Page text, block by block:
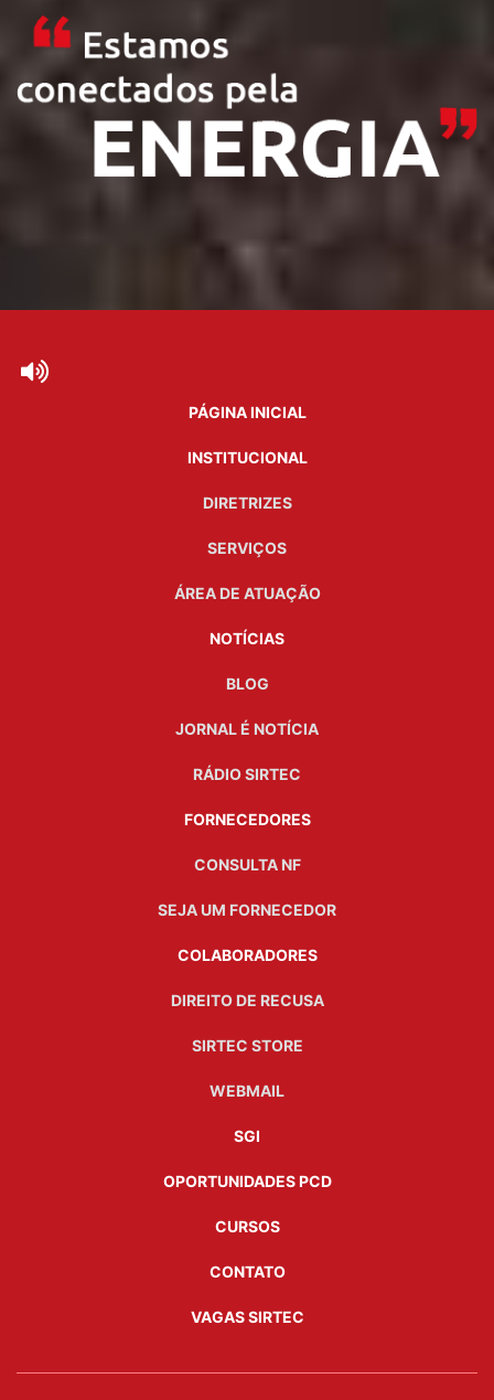
PÁGINA INICIAL
INSTITUCIONAL
DIRETRIZES
SERVIÇOS
ÁREA DE ATUAÇÃO
NOTÍCIAS
BLOG
JORNAL É NOTÍCIA
RÁDIO SIRTEC
FORNECEDORES
CONSULTA NF
SEJA UM FORNECEDOR
COLABORADORES
DIREITO DE RECUSA
SIRTEC STORE
WEBMAIL
SGI
OPORTUNIDADES PCD
CURSOS
CONTATO
VAGAS SIRTEC